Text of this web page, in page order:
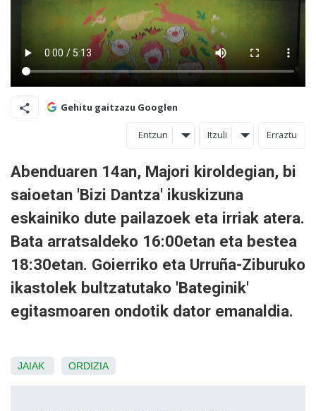
Gehitu gaitzazu Googlen
Entzun Itzuli Erraztu
Abenduaren 14an, Majori kiroldegian, bi
saioetan 'Bizi Dantza' ikuskizuna
eskainiko dute pailazoek eta irriak atera.
Bata arratsaldeko 16:00etan eta bestea
18:30etan. Goierriko eta Urruña-Ziburuko
ikastolek bultzatutako 'Bateginik'
egitasmoaren ondotik dator emanaldia.
JAIAK ORDIZIA